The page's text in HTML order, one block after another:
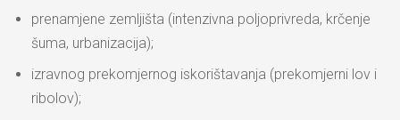
prenamjene zemljišta (intenzivna poljoprivreda, krčenje
šuma, urbanizacija);
izravnog prekomjernog iskorištavanja (prekomjerni lov i
ribolov);